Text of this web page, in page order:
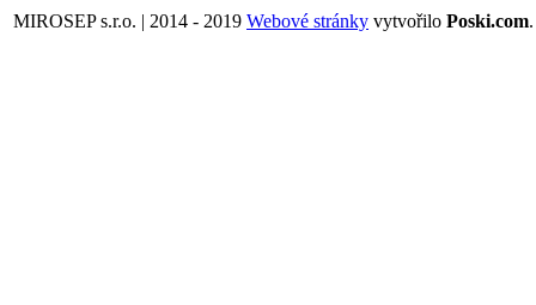
MIROSEP s.r.o. | 2014 - 2019 Webové stránky vytvořilo Poski.com